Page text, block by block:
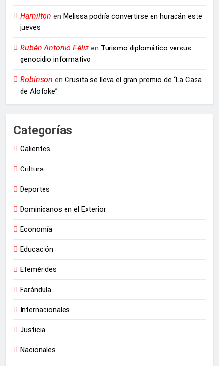
Hamilton en Melissa podría convertirse en huracán este
jueves
Rubén Antonio Féliz en Turismo diplomático versus
genocidio informativo
Robinson en Crusita se lleva el gran premio de “La Casa
de Alofoke”
Categorías
Calientes
Cultura
Deportes
Dominicanos en el Exterior
Economía
Educación
Efemérides
Farándula
Internacionales
Justicia
Nacionales